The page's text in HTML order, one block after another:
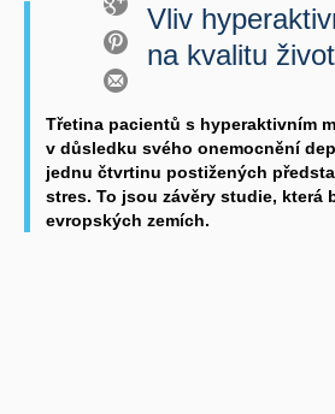
Vliv
na kvalitu
Třetina pacientů s hyperaktivním
v důsledku svého onemocnění
jednu čtvrtinu postižených
stres. To jsou závěry studie, která
evropských zemích.